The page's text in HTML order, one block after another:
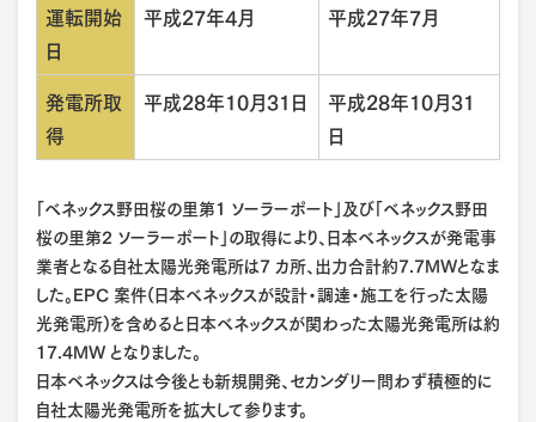
運転開始
日
平成27年4月 平成27年7月
発電所取
得
平成28年10月31日
平成28年10月31
日
「ベネックス野田桜の里第1 ソーラーポート」及び「ベネックス野田
桜の里第2 ソーラーポート」の取得により、日本ベネックスが発電事
業者となる自社太陽光発電所は7 カ所、出力合計約7.7MWとなま
した。EPC 案件(日本ベネックスが設計・調達・施工を行った太陽
光発電所)を含めると日本ベネックスが関わった太陽光発電所は約
17.4MW となりました。
日本ベネックスは今後とも新規開発、セカンダリー問わず積極的に
自社太陽光発電所を拡大して参ります。